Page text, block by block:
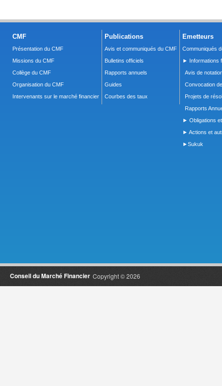
CMF
Présentation du CMF
Missions du CMF
Collège du CMF
Organisation du CMF
Intervenants sur le marché financier
Publications
Avis et communiqués du CMF
Bulletins officiels
Rapports annuels
Guides
Courbes des taux
Emetteurs
Communiqués
► Informations
Avis de
Convocation
Projets de
Rapports
► Obligations
► Actions et
►Sukuk
Copyright © 2026
Conseil du Marché Financier